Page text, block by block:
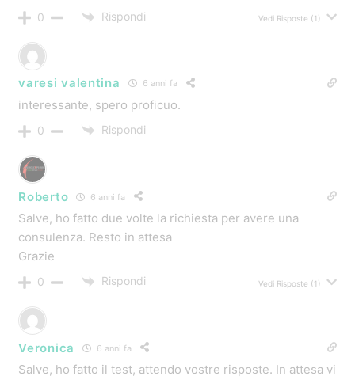
0 Rispondi Vedi Risposte (1)
varesi valentina 6 anni fa
interessante, spero proficuo.
0 Rispondi
Roberto 6 anni fa
Salve, ho fatto due volte la richiesta per avere una
consulenza. Resto in attesa
Grazie
0 Rispondi Vedi Risposte (1)
Veronica 6 anni fa
Salve, ho fatto il test, attendo vostre risposte. In attesa vi